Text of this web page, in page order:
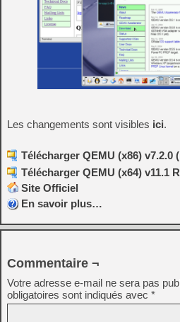
Les changements sont visibles ici.
Télécharger QEMU (x86) v7.2.0
Télécharger QEMU (x64) v11.1
Site Officiel
En savoir plus…
Commentaire ¬
Votre adresse e-mail ne sera pas
obligatoires sont indiqués avec *